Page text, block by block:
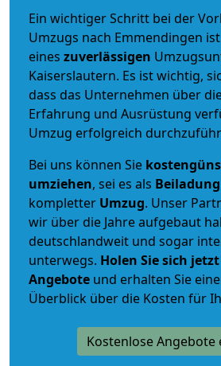
Ein wichtiger Schritt bei der
Umzugs nach Emmendingen
eines zuverlässigen
Kaiserslautern. Es ist wichtig,
dass das Unternehmen über
Erfahrung und Ausrüstung
Umzug erfolgreich
Bei uns können Sie
umziehen, sei es als Beiladung
kompletter Umzug. Unser
wir über die Jahre aufgebaut
deutschlandweit und sogar
unterwegs. Holen Sie sich
Angebote und erhalten Sie
Überblick über die Kosten für
Kostenlose Angebote